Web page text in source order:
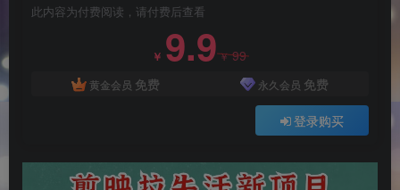
此内容为付费阅读，请付费后查看
￥ 9.9￥99
黄金会员 免费 永久会员 免费
登录购买